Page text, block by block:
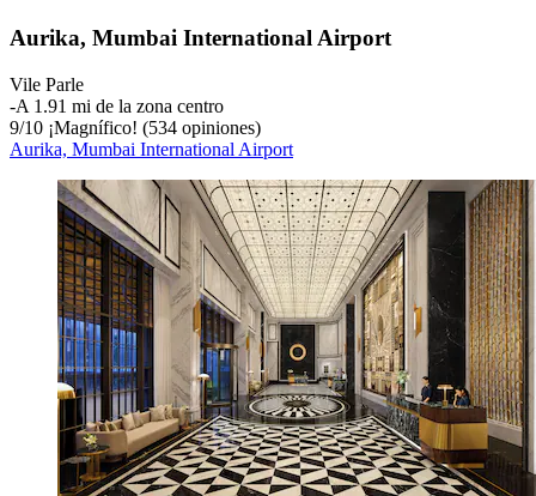
Aurika, Mumbai International Airport
Vile Parle
‐A 1.91 mi de la zona centro
9/10 ¡Magnífico! (534 opiniones)
Aurika, Mumbai International Airport